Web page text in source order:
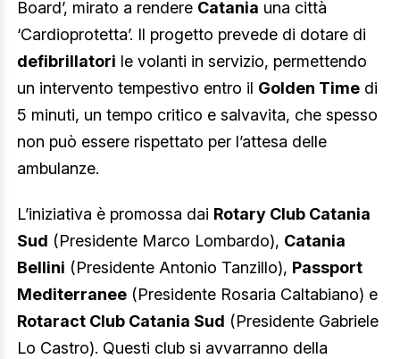
Board’, mirato a rendere Catania una città
‘Cardioprotetta’. Il progetto prevede di dotare di
defibrillatori le volanti in servizio, permettendo
un intervento tempestivo entro il Golden Time di
5 minuti, un tempo critico e salvavita, che spesso
non può essere rispettato per l’attesa delle
ambulanze.
L’iniziativa è promossa dai Rotary Club Catania
Sud (Presidente Marco Lombardo), Catania
Bellini (Presidente Antonio Tanzillo), Passport
Mediterranee (Presidente Rosaria Caltabiano) e
Rotaract Club Catania Sud (Presidente Gabriele
Lo Castro). Questi club si avvarranno della